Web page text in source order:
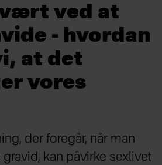
ved at
- hvordan
at det
vores
der foregår, når man
kan påvirke sexlivet